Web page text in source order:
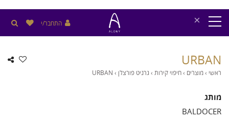
× התחבר/י
URBAN
ראשי ›מוצרים ›חיפוי קירות › גרניט פורצלן›
URBAN
מותג
BALDOCER